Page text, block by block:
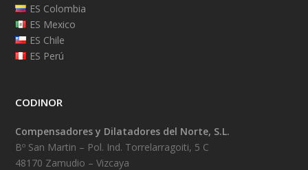
ES Colombia
ES Mexico
ES Chile
ES Perú
CODINOR
Compensadores y Dilatadores del Norte, S.L.
Bº San Martin – Pol. Ind. Torrelarragoiti, 5 C
48170 Zamudio – Vizcaya